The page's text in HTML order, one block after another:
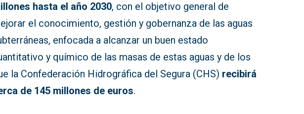
hasta el año 2030, con el objetivo general de
el conocimiento, gestión y gobernanza de las aguas
enfocada a alcanzar un buen estado
y químico de las masas de estas aguas y de los
la Confederación Hidrográfica del Segura (CHS) recibirá
de 145 millones de euros.